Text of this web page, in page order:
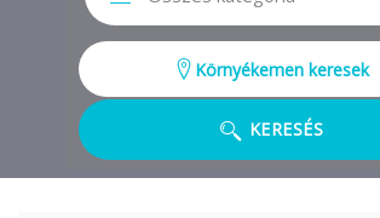
KERESÉS
Környékemen keresek